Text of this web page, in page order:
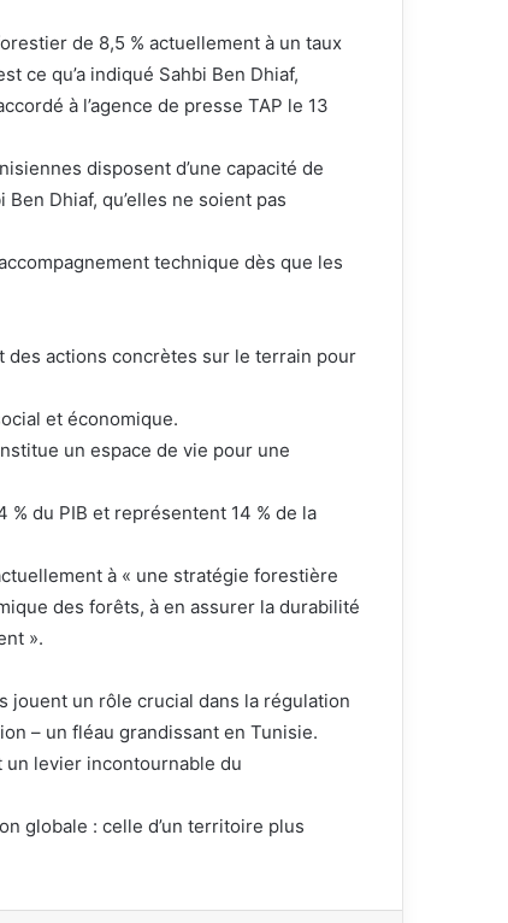
de 8,5 % actuellement à un taux
ce qu’a indiqué Sahbi Ben Dhiaf,
à l’agence de presse TAP le 13
disposent d’une capacité de
Dhiaf, qu’elles ne soient pas
technique dès que les
actions concrètes sur le terrain pour
et économique.
un espace de vie pour une
du PIB et représentent 14 % de la
à « une stratégie forestière
des forêts, à en assurer la durabilité
».
jouent un rôle crucial dans la régulation
– un fléau grandissant en Tunisie.
levier incontournable du
globale : celle d’un territoire plus